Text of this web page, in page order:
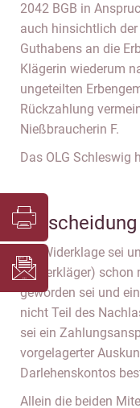
2042 BGB in
auch hinsichtlich
Guthabens an die
Klägerin wiederum
ungeteilten
Rückzahlung
Nießbraucherin F.
Das OLG Schleswig
Entscheidung
Die Widerklage sei
(Widerkläger) schon
geworden sei und
nicht Teil des
sei ein
vorgelagerter
Darlehenskontos
Allein die beiden